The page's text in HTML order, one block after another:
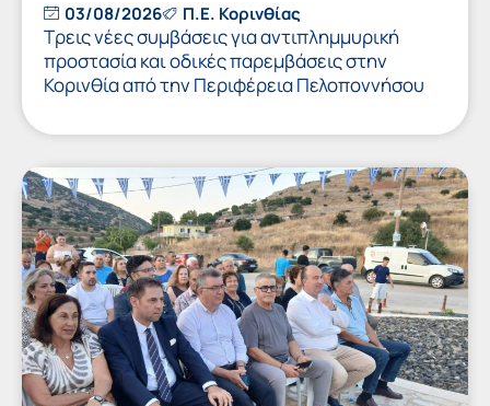
03/08/2026 Π.Ε. Κορινθίας
Τρεις νέες συμβάσεις για αντιπλημμυρική
προστασία και οδικές παρεμβάσεις στην
Κορινθία από την Περιφέρεια Πελοποννήσου